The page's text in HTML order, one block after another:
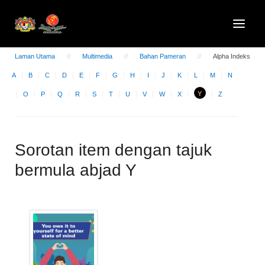
Laman Utama Multimedia Bahan Pameran Alpha Indeks
A B C D E F G H I J K L M N
O P Q R S T U V W X Y Z
Sorotan item dengan tajuk
bermula abjad Y